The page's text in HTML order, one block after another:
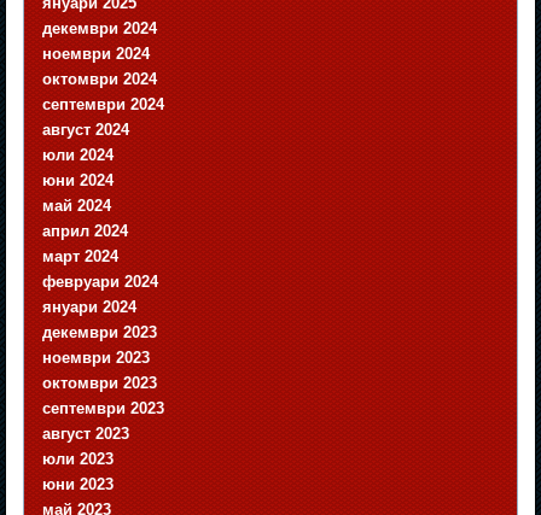
декември 2024
ноември 2024
октомври 2024
септември 2024
август 2024
юли 2024
юни 2024
май 2024
април 2024
март 2024
февруари 2024
януари 2024
декември 2023
ноември 2023
октомври 2023
септември 2023
август 2023
юли 2023
юни 2023
май 2023